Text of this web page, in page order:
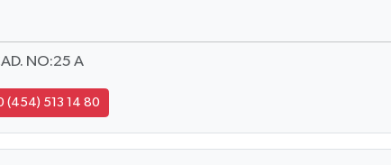
NO:25 A
(454) 513 14 80